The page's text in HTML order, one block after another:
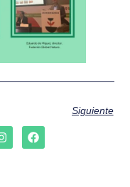
Siguiente